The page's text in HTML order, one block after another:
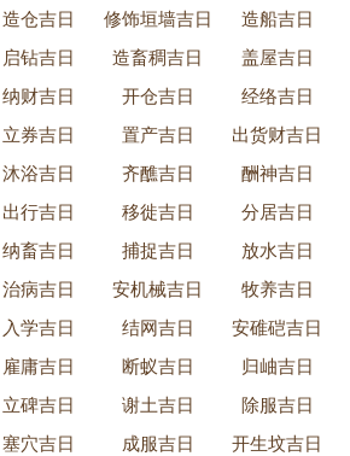
造仓吉日 修饰垣墙吉日
造船吉日
启钻吉日 造畜稠吉日
盖屋吉日
纳财吉日 开仓吉日
经络吉日
立券吉日 置产吉日
出货财吉日
沐浴吉日 齐醮吉日
酬神吉日
出行吉日 移徙吉日
分居吉日
纳畜吉日 捕捉吉日
放水吉日
治病吉日 安机械吉日
牧养吉日
入学吉日 结网吉日
安碓硙吉日
雇庸吉日 断蚁吉日
归岫吉日
立碑吉日 谢土吉日
除服吉日
塞穴吉日 成服吉日
开生坟吉日